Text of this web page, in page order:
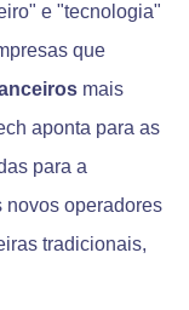
e "tecnologia"
que
mais
aponta para as
para a
novos operadores
tradicionais,